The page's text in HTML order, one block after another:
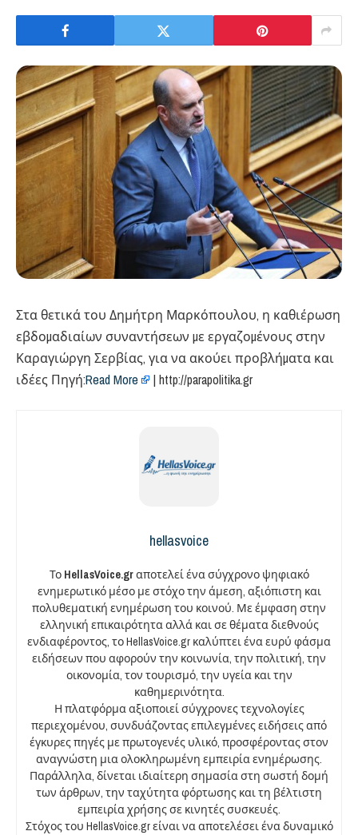
Στα θετικά του Δημήτρη Μαρκόπουλου, η καθιέρωση
εβδοµαδιαίων συναντήσεων µε εργαζοµένους στην
Καραγιώργη Σερβίας, για να ακούει προβλήµατα και
ιδέες Πηγή:Read More | http://parapolitika.gr
hellasvoice
Το HellasVoice.grαποτελεί ένα σύγχρονο ψηφιακό
ενημερωτικό μέσο με στόχο την άμεση, αξιόπιστη και
πολυθεματική ενημέρωση του κοινού. Με έμφαση στην
ελληνική επικαιρότητα αλλά και σε θέματα διεθνούς
ενδιαφέροντος, το HellasVoice.gr καλύπτει ένα ευρύ φάσμα
ειδήσεων που αφορούν την κοινωνία, την πολιτική, την
οικονομία, τον τουρισμό, την υγεία και την
καθημερινότητα.
Η πλατφόρμα αξιοποιεί σύγχρονες τεχνολογίες
περιεχομένου, συνδυάζοντας επιλεγμένες ειδήσεις από
έγκυρες πηγές με πρωτογενές υλικό, προσφέροντας στον
αναγνώστη μια ολοκληρωμένη εμπειρία ενημέρωσης.
Παράλληλα, δίνεται ιδιαίτερη σημασία στη σωστή δομή
των άρθρων, την ταχύτητα φόρτωσης και τη βέλτιστη
εμπειρία χρήσης σε κινητές συσκευές.
Στόχος του HellasVoice.gr είναι να αποτελέσει ένα δυναμικό